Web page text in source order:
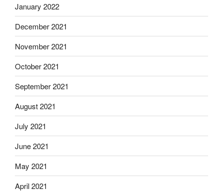
January 2022
December 2021
November 2021
October 2021
September 2021
August 2021
July 2021
June 2021
May 2021
April 2021